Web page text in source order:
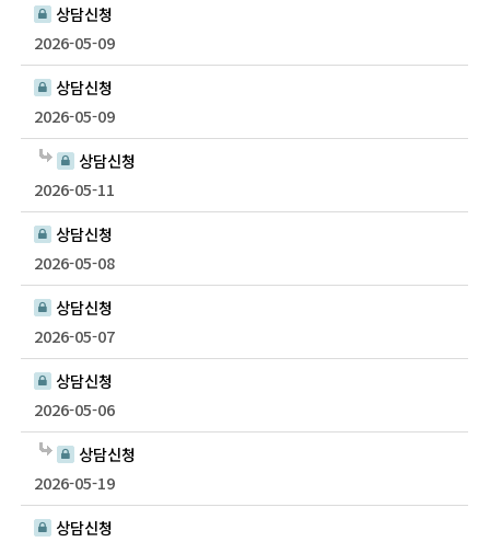
상담신청
2026-05-09
상담신청
2026-05-09
상담신청
2026-05-11
상담신청
2026-05-08
상담신청
2026-05-07
상담신청
2026-05-06
상담신청
2026-05-19
상담신청